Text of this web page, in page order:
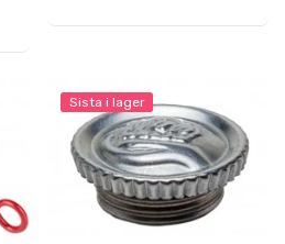
Sista i lager